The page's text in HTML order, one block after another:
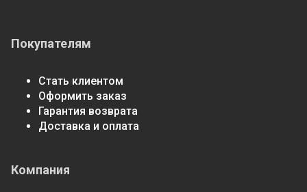
Покупателям
Стать клиентом
Оформить заказ
Гарантия возврата
Доставка и оплата
Компания